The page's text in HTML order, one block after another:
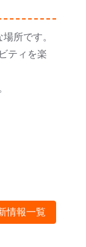
所です。
ティを楽
情報一覧